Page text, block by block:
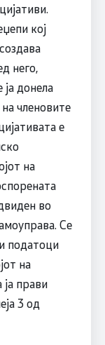
кој
него,
донела
членовите
е
на
во
Се
податоци
на
прави
3 од